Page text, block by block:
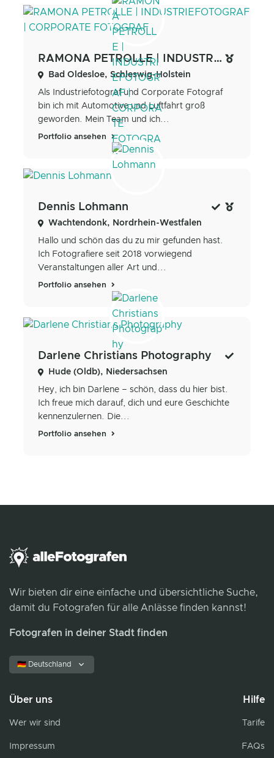
RAMONA PETROLLE | INDUSTRIEFOTOGRAF | CORPORATE FOTOGRAF
Bad Oldesloe, Schleswig-Holstein
Als Industriefotograf und Corporate Fotograf
bin ich mit Automotive und Luftfahrt groß
geworden. Mein Team und ich...
Portfolio ansehen
Dennis Lohmann
Wachtendonk, Nordrhein-Westfalen
Hallo und schön das du zu mir gefunden hast.
Ich Fotografiere seit 2018 vorwiegend
Veranstaltungen aller Art und...
Portfolio ansehen
Darlene Christians Photography
Hude (Oldb), Niedersachsen
Hey, ich bin Darlene – schön, dass du hier bist.
Ich freue mich darauf, dich und eure Geschichte
kennenzulernen. Die...
Portfolio ansehen
Wir bieten dir eine einfache und übersichtliche Suche,
damit du Fotografen für alle Anlässe finden kannst!
Fotografen in deiner Stadt finden
🇩🇪 Deutschland
Über uns
Wer wir sind
Impressum
Hilfe
Tarife
FAQs